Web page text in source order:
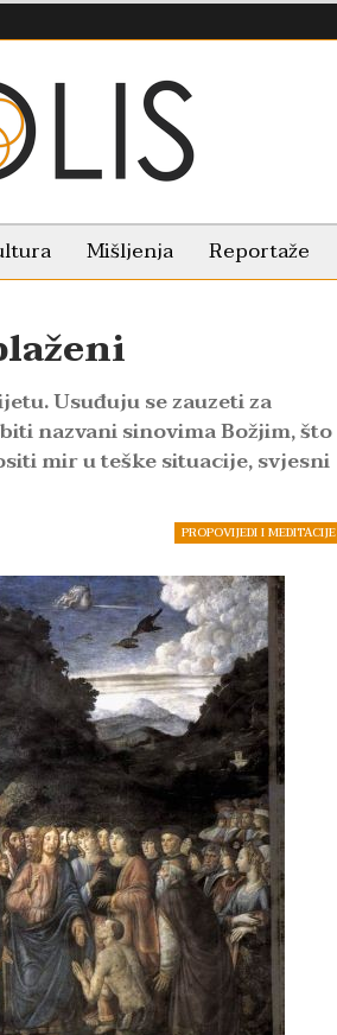
Mišljenja Reportaže
Usuđuju se zauzeti za
nazvani sinovima Božjim, što
mir u teške situacije, svjesni
PROPOVIJEDI I MEDITACIJE